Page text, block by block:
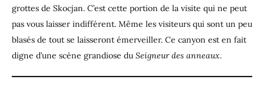
grottes de Skocjan. C’est cette portion de la visite qui ne peut
pas vous laisser indifférent. Même les visiteurs qui sont un peu
blasés de tout se laisseront émerveiller. Ce canyon est en fait
digne d’une scène grandiose du Seigneur des anneaux.